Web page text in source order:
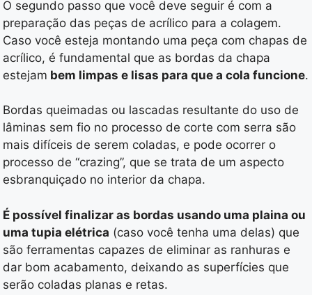
O segundo passo que você deve seguir é com a
preparação das peças de acrílico para a colagem.
Caso você esteja montando uma peça com chapas de
acrílico, é fundamental que as bordas da chapa
estejam bem limpas e lisas para que a cola funcione.
Bordas queimadas ou lascadas resultante do uso de
lâminas sem fio no processo de corte com serra são
mais difíceis de serem coladas, e pode ocorrer o
processo de “crazing”, que se trata de um aspecto
esbranquiçado no interior da chapa.
É possível finalizar as bordas usando uma plaina ou
uma tupia elétrica (caso você tenha uma delas) que
são ferramentas capazes de eliminar as ranhuras e
dar bom acabamento, deixando as superfícies que
serão coladas planas e retas.